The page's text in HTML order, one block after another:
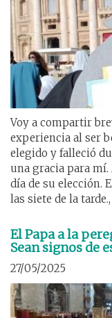
Voy a compartir
experiencia al ser
elegido y falleció
una gracia para
día de su elección.
las siete de la
El Papa a la
Sean signos de
27/05/2025